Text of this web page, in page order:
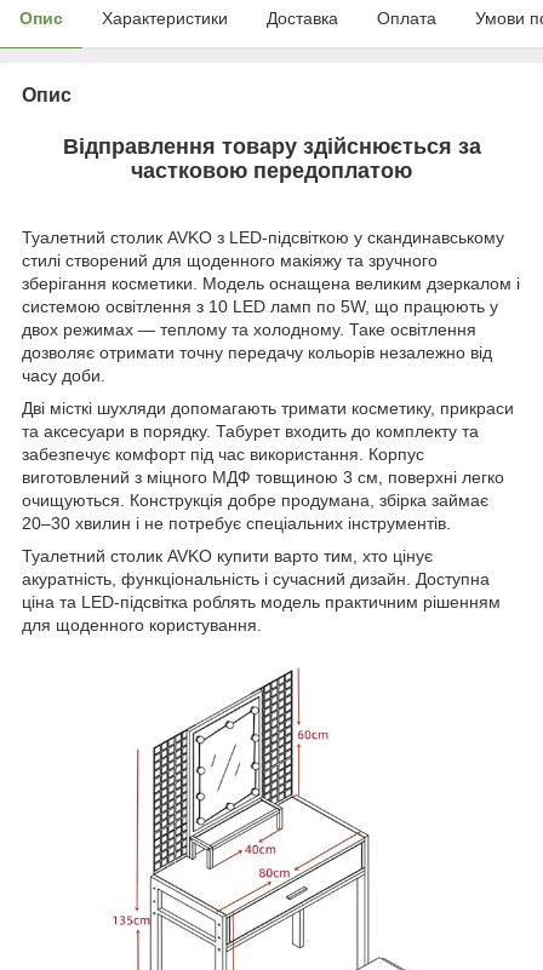
Опис Характеристики Доставка Оплата Умови
Опис
Відправлення товару здійснюється за
частковою передоплатою
Туалетний столик AVKO з LED-підсвіткою у скандинавському
стилі створений для щоденного макіяжу та зручного
зберігання косметики. Модель оснащена великим дзеркалом і
системою освітлення з 10 LED ламп по 5W, що працюють у
двох режимах — теплому та холодному. Таке освітлення
дозволяє отримати точну передачу кольорів незалежно від
часу доби.
Дві місткі шухляди допомагають тримати косметику, прикраси
та аксесуари в порядку. Табурет входить до комплекту та
забезпечує комфорт під час використання. Корпус
виготовлений з міцного МДФ товщиною 3 см, поверхні легко
очищуються. Конструкція добре продумана, збірка займає
20–30 хвилин і не потребує спеціальних інструментів.
Туалетний столик AVKO купити варто тим, хто цінує
акуратність, функціональність і сучасний дизайн. Доступна
ціна та LED-підсвітка роблять модель практичним рішенням
для щоденного користування.